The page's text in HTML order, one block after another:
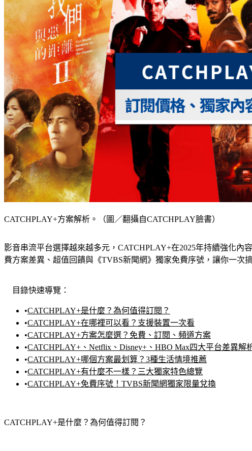
CATCHPLAY+方案解析。（圖／翻攝自CATCHPLAY臉書）
影音串流平台選擇越來越多元，CATCHPLAY+在2025年持續強化
費方案差異、超值回饋與《TVBS新聞網》獨家免費序號，讓你一次
目錄快速導覽：
•CATCHPLAY+是什麼？為何值得訂閱？
•CATCHPLAY+在哪裡可以看？支援裝置一次看
•CATCHPLAY+方案怎麼選？免費、訂閱、頻道方案
•CATCHPLAY+、Netflix、Disney+、HBO Max四大平台差異解
•CATCHPLAY+哪個方案最划算？3種生活情境推薦
•CATCHPLAY+有什麼不一樣？三大獨家特色總覽
•CATCHPLAY+免費序號！TVBS新聞網獨家限量兌換
CATCHPLAY+是什麼？為何值得訂閱？